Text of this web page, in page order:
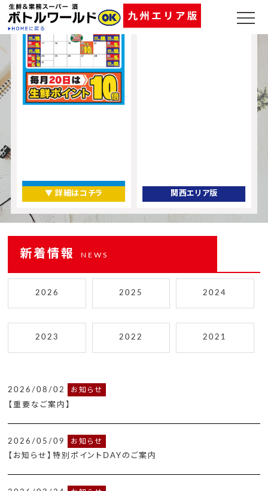
▼ 詳細はコチラ
▼ 店舗一覧
関西エリア版
新着情報 NEWS
2026 2025 2024
2023 2022 2021
2026/08/02 お知らせ
【重要なご案内】
2026/05/09 お知らせ
【お知らせ】特別ポイントDAYのご案内